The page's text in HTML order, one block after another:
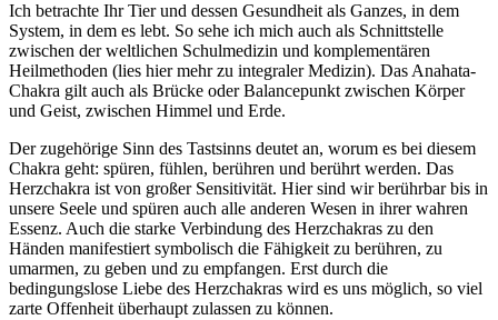
Ich betrachte Ihr Tier und dessen Gesundheit als Ganzes, in dem
System, in dem es lebt. So sehe ich mich auch als Schnittstelle
zwischen der weltlichen Schulmedizin und komplementären
Heilmethoden (lies hier mehr zu integraler Medizin). Das Anahata-
Chakra gilt auch als Brücke oder Balancepunkt zwischen Körper
und Geist, zwischen Himmel und Erde.
Der zugehörige Sinn des Tastsinns deutet an, worum es bei diesem
Chakra geht: spüren, fühlen, berühren und berührt werden. Das
Herzchakra ist von großer Sensitivität. Hier sind wir berührbar bis in
unsere Seele und spüren auch alle anderen Wesen in ihrer wahren
Essenz. Auch die starke Verbindung des Herzchakras zu den
Händen manifestiert symbolisch die Fähigkeit zu berühren, zu
umarmen, zu geben und zu empfangen. Erst durch die
bedingungslose Liebe des Herzchakras wird es uns möglich, so viel
zarte Offenheit überhaupt zulassen zu können.